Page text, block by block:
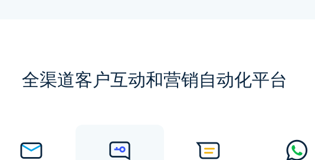
全渠道客户互动和营销自动化平台